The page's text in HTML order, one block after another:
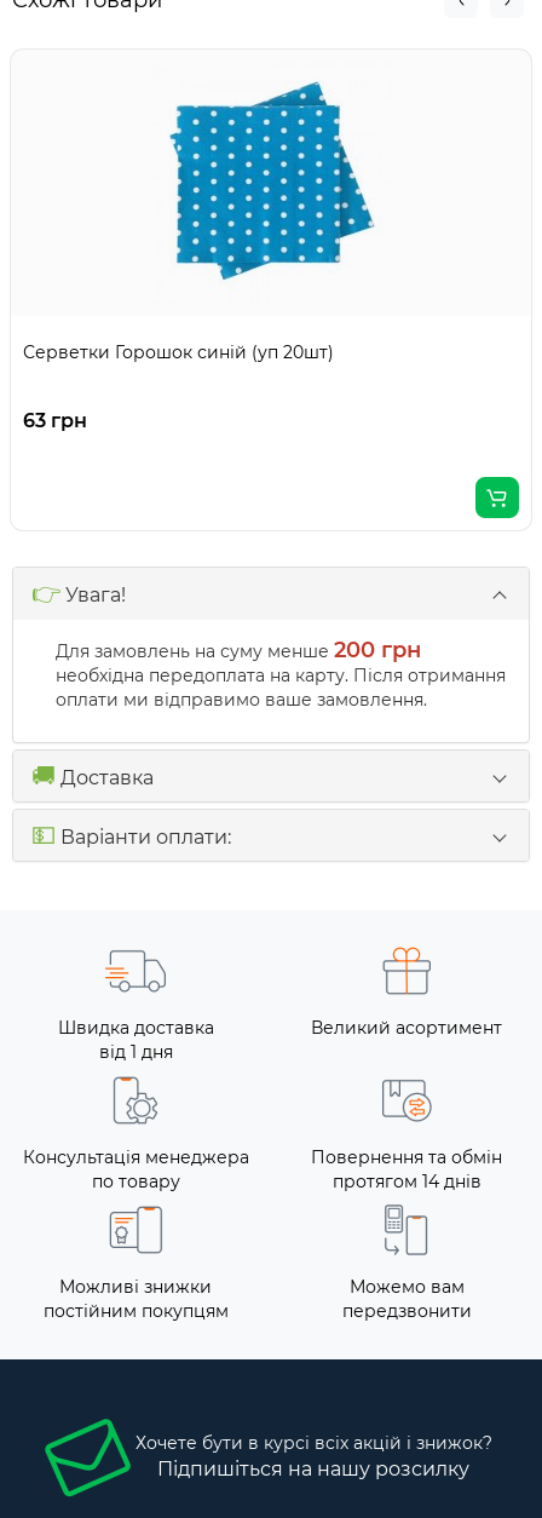
Серветки Горошок синій (уп 20шт)
63 грн
👉 Увага!
Для замовлень на суму менше 200 грн
необхідна передоплата на карту. Після отримання
оплати ми відправимо ваше замовлення.
🚚 Доставка
💵 Варіанти оплати:
Швидка доставка
від 1 дня
Великий асортимент
Консультація менеджера
по товару
Повернення та обмін
протягом 14 днів
Можливі знижки
постійним покупцям
Можемо вам
передзвонити
Хочете бути в курсі всіх акцій і знижок?
Підпишіться на нашу розсилку